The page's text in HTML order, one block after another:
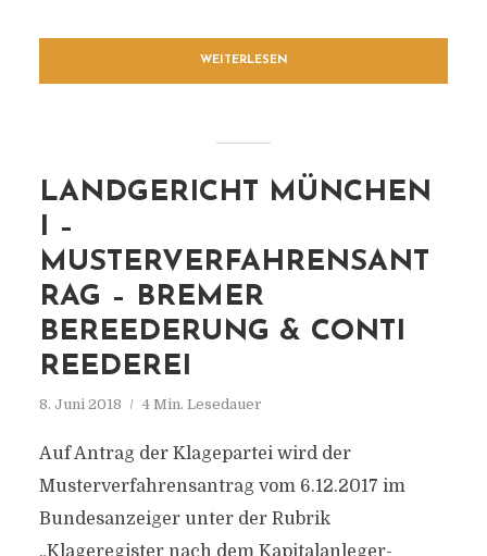
WEITERLESEN
LANDGERICHT MÜNCHEN
I –
MUSTERVERFAHRENSANT
RAG – BREMER
BEREEDERUNG & CONTI
REEDEREI
8. Juni 2018 4 Min. Lesedauer
Auf Antrag der Klagepartei wird der
Musterverfahrensantrag vom 6.12.2017 im
Bundesanzeiger unter der Rubrik
„Klageregister nach dem Kapitalanleger-